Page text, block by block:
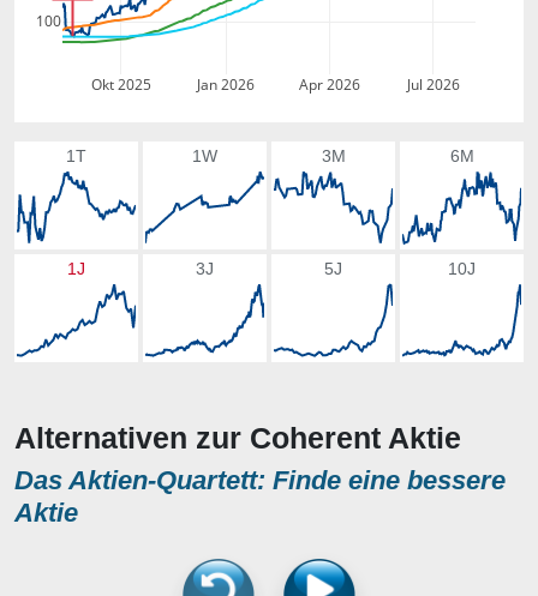
Okt 2025 Jan 2026 Apr 2026 Jul 2026
100
1T 1W 3M 6M
1J 3J 5J 10J
Alternativen zur Coherent Aktie
Das Aktien-Quartett: Finde eine bessere
Aktie